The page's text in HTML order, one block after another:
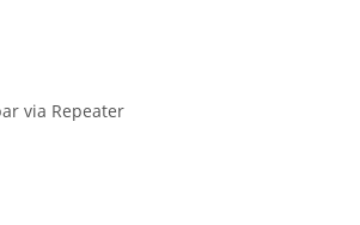
via Repeater